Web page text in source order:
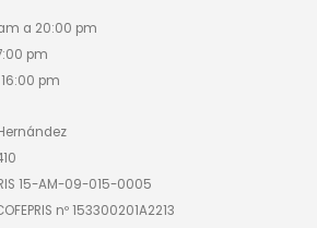
a 20:00 pm
pm
pm
15-AM-09-015-0005
nº 153300201A2213